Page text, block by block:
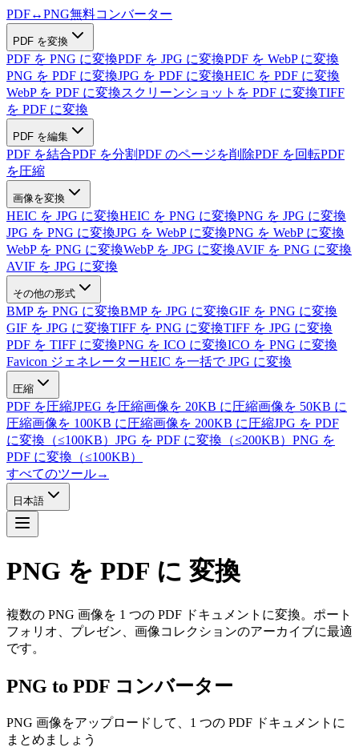
PDF↔PNG無料コンバーター
PDF を変換
PDF を PNG に変換PDF を JPG に変換PDF を WebP に変換
PNG を PDF に変換JPG を PDF に変換HEIC を PDF に変換
WebP を PDF に変換スクリーンショットを PDF に変換TIFF
を PDF に変換
PDF を編集
PDF を結合PDF を分割PDF のページを削除PDF を回転PDF
を圧縮
画像を変換
HEIC を JPG に変換HEIC を PNG に変換PNG を JPG に変換
JPG を PNG に変換JPG を WebP に変換PNG を WebP に変換
WebP を PNG に変換WebP を JPG に変換AVIF を PNG に変換
AVIF を JPG に変換
その他の形式
BMP を PNG に変換BMP を JPG に変換GIF を PNG に変換
GIF を JPG に変換TIFF を PNG に変換TIFF を JPG に変換
PDF を TIFF に変換PNG を ICO に変換ICO を PNG に変換
Favicon ジェネレーターHEIC を一括で JPG に変換
圧縮
PDF を圧縮JPEG を圧縮画像を 20KB に圧縮画像を 50KB に
圧縮画像を 100KB に圧縮画像を 200KB に圧縮JPG を PDF
に変換（≤100KB） JPG を PDF に変換（≤200KB） PNG を
PDF に変換（≤100KB）
すべてのツール→
日本語
PNG を PDF に 変換
複数の PNG 画像を 1 つの PDF ドキュメントに変換。ポート
フォリオ、プレゼン、画像コレクションのアーカイブに最適
です。
PNG to PDF コンバーター
PNG 画像をアップロードして、1 つの PDF ドキュメントに
まとめましょう